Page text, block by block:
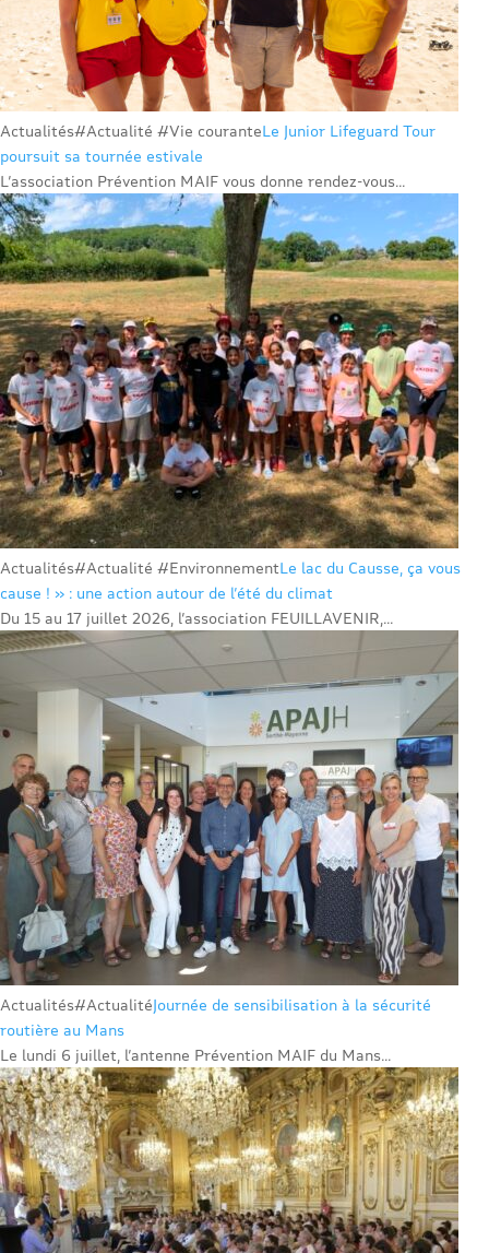
Actualités#Actualité #Vie couranteLe Junior Lifeguard Tour
poursuit sa tournée estivale
L’association Prévention MAIF vous donne rendez-vous...
Actualités#Actualité #EnvironnementLe lac du Causse, ça vous
cause ! » : une action autour de l’été du climat
Du 15 au 17 juillet 2026, l’association FEUILLAVENIR,...
Actualités#ActualitéJournée de sensibilisation à la sécurité
routière au Mans
Le lundi 6 juillet, l’antenne Prévention MAIF du Mans...